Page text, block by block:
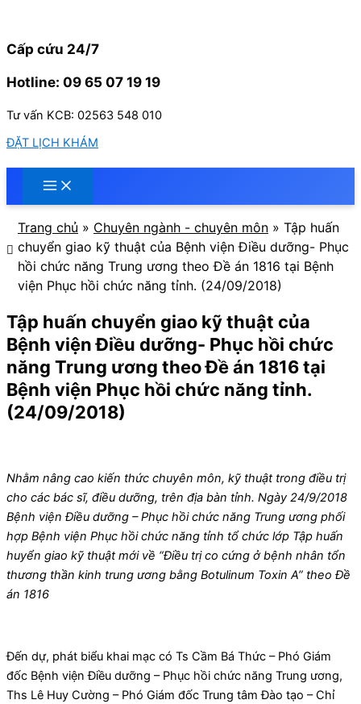
nội
Cấp cứu 24/7
Hotline: 09 65 07 19 19
Tư vấn KCB: 02563 548 010
ĐẶT LỊCH KHÁM
Trang chủ » Chuyên ngành - chuyên môn » Tập huấn
chuyển giao kỹ thuật của Bệnh viện Điều dưỡng- Phục
hồi chức năng Trung ương theo Đề án 1816 tại Bệnh
viện Phục hồi chức năng tỉnh. (24/09/2018)
Tập huấn chuyển giao kỹ thuật của
Bệnh viện Điều dưỡng- Phục hồi chức
năng Trung ương theo Đề án 1816 tại
Bệnh viện Phục hồi chức năng tỉnh.
(24/09/2018)
Nhằm nâng cao kiến thức chuyên môn, kỹ thuật trong điều trị
cho các bác sĩ, điều dưỡng, trên địa bàn tỉnh. Ngày 24/9/2018
Bệnh viện Điều dưỡng – Phục hồi chức năng Trung ương phối
hợp Bệnh viện Phục hồi chức năng tỉnh tổ chức lớp Tập huấn
huyển giao kỹ thuật mới về “Điều trị co cứng ở bệnh nhân tổn
thương thần kinh trung ương bằng Botulinum Toxin A” theo Đề
án 1816
Đến dự, phát biểu khai mạc có Ts Cầm Bá Thức – Phó Giám
đốc Bệnh viện Điều dưỡng – Phục hồi chức năng Trung ương,
Ths Lê Huy Cường – Phó Giám đốc Trung tâm Đào tạo – Chỉ